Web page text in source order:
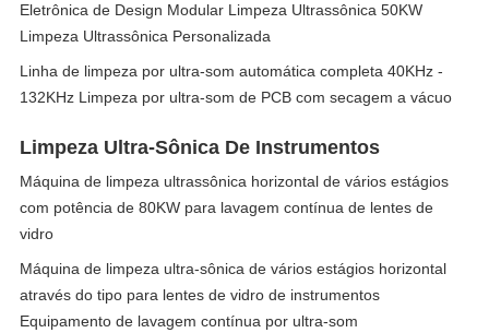
Eletrônica de Design Modular Limpeza Ultrassônica 50KW
Limpeza Ultrassônica Personalizada
Linha de limpeza por ultra-som automática completa 40KHz -
132KHz Limpeza por ultra-som de PCB com secagem a vácuo
Limpeza Ultra-Sônica De Instrumentos
Máquina de limpeza ultrassônica horizontal de vários estágios
com potência de 80KW para lavagem contínua de lentes de
vidro
Máquina de limpeza ultra-sônica de vários estágios horizontal
através do tipo para lentes de vidro de instrumentos
Equipamento de lavagem contínua por ultra-som